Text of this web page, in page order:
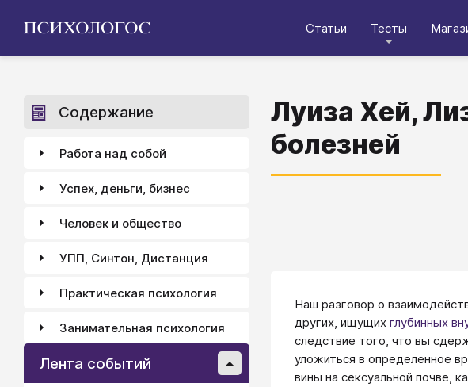
Статьи Тесты
Луиза Хей,
болезней
Наш разговор о
других, ищущих глубинных
следствие того, что вы
уложиться в определенное
вины на сексуальной почве,
Содержание
Работа над собой
Успех, деньги, бизнес
Человек и общество
УПП, Синтон, Дистанция
Практическая психология
Занимательная психология
Лента событий